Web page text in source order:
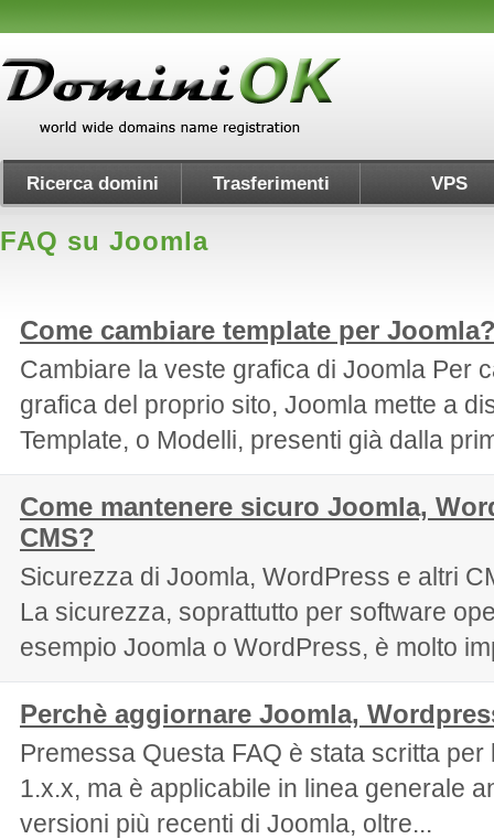
Ricerca domini Trasferimenti VPS
FAQ su Joomla
Come cambiare template per
Cambiare la veste grafica di Joomla Per
grafica del proprio sito, Joomla mette a
Template, o Modelli, presenti già dalla
Come mantenere sicuro Joomla,
CMS?
Sicurezza di Joomla, WordPress e altri
La sicurezza, soprattutto per software
esempio Joomla o WordPress, è molto
Perchè aggiornare Joomla,
Premessa Questa FAQ è stata scritta
1.x.x, ma è applicabile in linea generale
versioni più recenti di Joomla, oltre...